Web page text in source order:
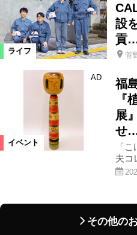
ライフ
設
貢
菅
イベント
AD
福
『
展
せ
「
夫コ
その他の